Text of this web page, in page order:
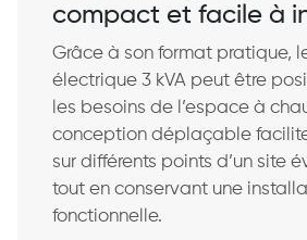
compact et facile à
Grâce à son format pratique,
électrique 3 kVA peut être
les besoins de l’espace à
conception déplaçable
sur différents points d’un site
tout en conservant une
fonctionnelle.